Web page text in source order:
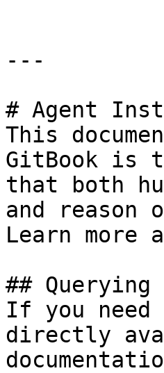
---
# Agent
This
GitBook is
that both
and
Learn more
## Querying
If you
directly